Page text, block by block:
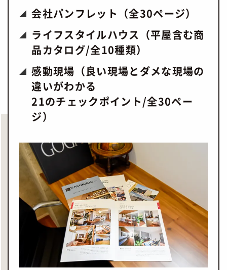
会社パンフレット（全30ページ）
ライフスタイルハウス（平屋含む商
品カタログ/全10種類）
感動現場（良い現場とダメな現場の
違いがわかる
21のチェックポイント/全30ペー
ジ）